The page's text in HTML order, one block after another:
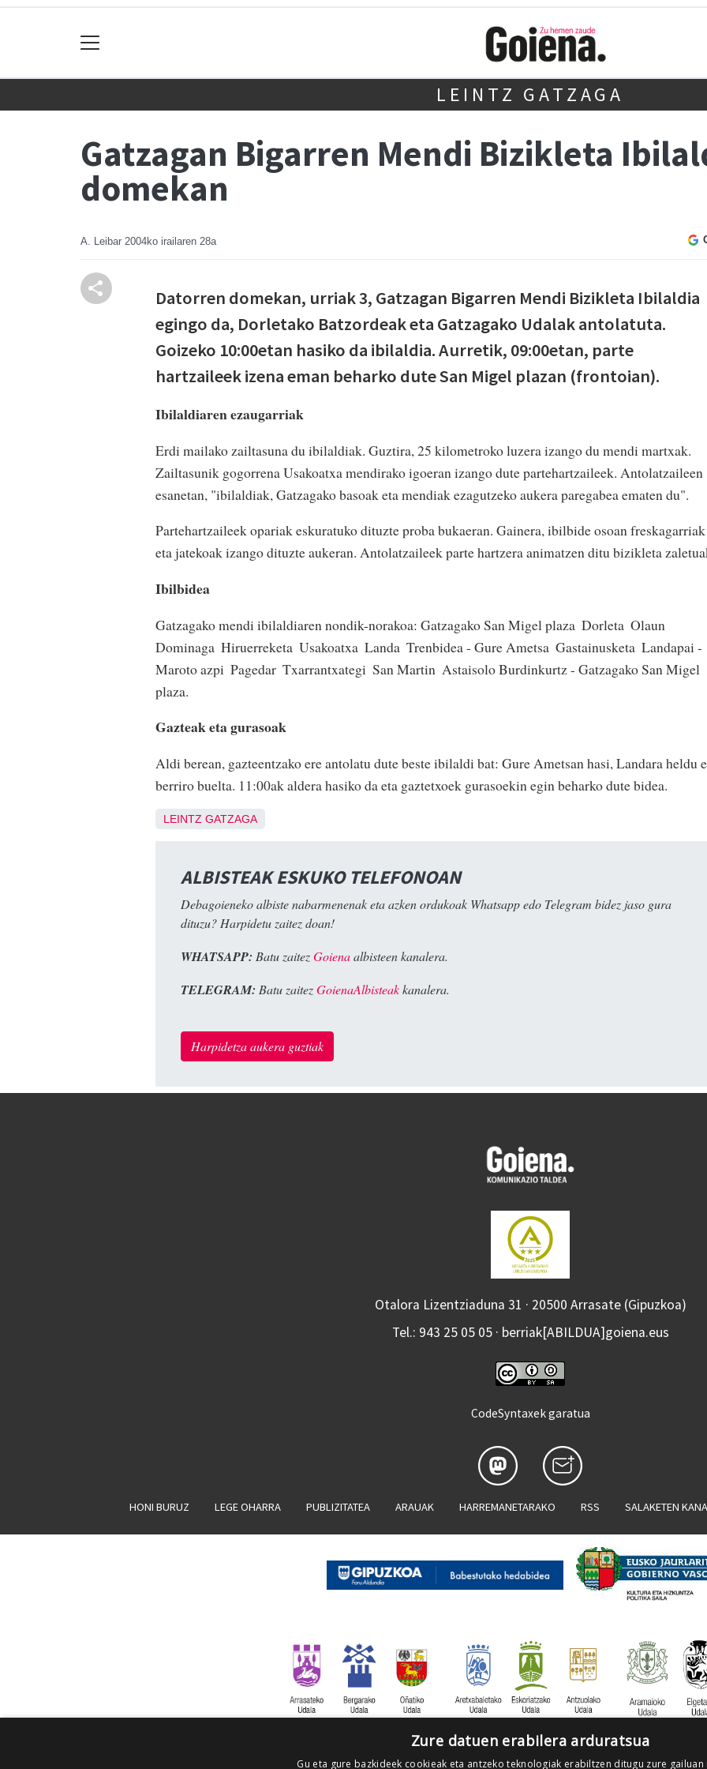
LEINTZ GATZAGA
Gatzagan Bigarren Mendi Bizikleta
domekan
A. Leibar 2004ko irailaren 28a
Datorren domekan, urriak 3, Gatzagan Bigarren Mendi Bizikleta Ibilaldia
egingo da, Dorletako Batzordeak eta Gatzagako Udalak antolatuta.
Goizeko 10:00etan hasiko da ibilaldia. Aurretik, 09:00etan, parte
hartzaileek izena eman beharko dute San Migel plazan (frontoian).
Ibilaldiaren ezaugarriak
Erdi mailako zailtasuna du ibilaldiak. Guztira, 25 kilometroko luzera izango du mendi martxak.
Zailtasunik gogorrena Usakoatxa mendirako igoeran izango dute partehartzaileek. Antolatzaileen
esanetan, "ibilaldiak, Gatzagako basoak eta mendiak ezagutzeko aukera paregabea ematen du".
Partehartzaileek opariak eskuratuko dituzte proba bukaeran. Gainera, ibilbide osoan freskagarriak
eta jatekoak izango dituzte aukeran. Antolatzaileek parte hartzera animatzen ditu bizikleta
Ibilbidea
Gatzagako mendi ibilaldiaren nondik-norakoa: Gatzagako San Migel plaza  Dorleta  Olaun 
Dominaga  Hiruerreketa  Usakoatxa  Landa  Trenbidea - Gure Ametsa  Gastainusketa  Landapai -
Maroto azpi  Pagedar  Txarrantxategi  San Martin  Astaisolo Burdinkurtz - Gatzagako San Migel
plaza.
Gazteak eta gurasoak
Aldi berean, gazteentzako ere antolatu dute beste ibilaldi bat: Gure Ametsan hasi, Landara heldu
berriro buelta. 11:00ak aldera hasiko da eta gaztetxoek gurasoekin egin beharko dute bidea.
LEINTZ GATZAGA
ALBISTEAK ESKUKO TELEFONOAN
Debagoieneko albiste nabarmenenak eta azken ordukoak Whatsapp edo Telegram bidez jaso gura
dituzu? Harpidetu zaitez doan!
WHATSAPP: Batu zaitezGoienaalbisteen kanalera.
TELEGRAM: Batu zaitezGoienaAlbisteakkanalera.
Harpidetza aukera guztiak
Otalora Lizentziaduna 31 · 20500 Arrasate (Gipuzkoa)
Tel.: 943 25 05 05 · berriak[ABILDUA]goiena.eus
CodeSyntaxek garatua
HONI BURUZ LEGE OHARRA PUBLIZITATEA ARAUAK HARREMANETARAKO RSS SALAKETEN
Zure datuen erabilera arduratsua
Gu eta gure bazkideek cookieak eta antzeko teknologiak erabiltzen ditugu zure